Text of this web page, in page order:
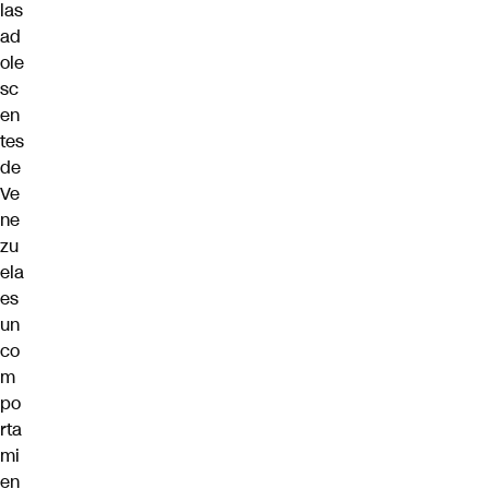
las
ad
ole
sc
en
tes
de
Ve
ne
zu
ela
es
un
co
m
po
rta
mi
en